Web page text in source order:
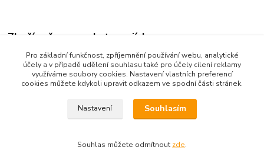
Zboží zařazeno v kategoriích
Dámské oblečení
Tepláky, kalhoty, 3/4kalhoty
Pro základní funkčnost, zpříjemnění používání webu, analytické
účely a v případě udělení souhlasu také pro účely cílení reklamy
využíváme soubory cookies. Nastavení vlastních preferencí
cookies můžete kdykoli upravit odkazem ve spodní části stránek.
Nastavení Souhlasím
Souhlas můžete odmítnout zde.